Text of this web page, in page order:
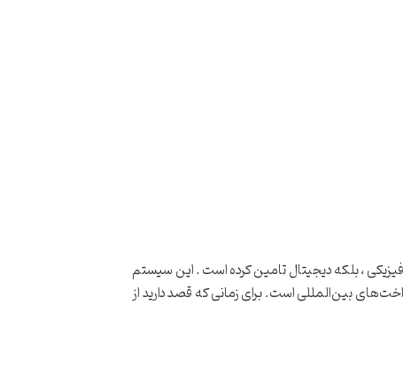
، بلکه دیجیتال تامین کرده است . این سیستم
بین‌المللی است. برای زمانی که قصد دارید از